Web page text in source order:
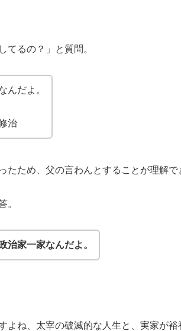
てるの？」と質問。
んだよ。
治
ため、父の言わんとすることが理解で
。
治家一家なんだよ。
よね、太宰の破滅的な人生と、実家が裕